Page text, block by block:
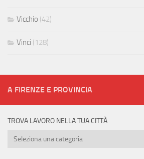
Vicchio (42)
Vinci (128)
A FIRENZE E PROVINCIA
TROVA LAVORO NELLA TUA CITTÀ
Trova